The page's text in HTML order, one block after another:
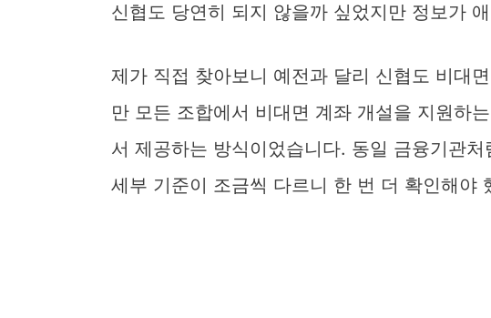
신협도 당연히 되지 않을까 싶었지만 정보가
제가 직접 찾아보니 예전과 달리 신협도 비대
만 모든 조합에서 비대면 계좌 개설을 지원하
서 제공하는 방식이었습니다. 동일 금융기관
세부 기준이 조금씩 다르니 한 번 더 확인해야